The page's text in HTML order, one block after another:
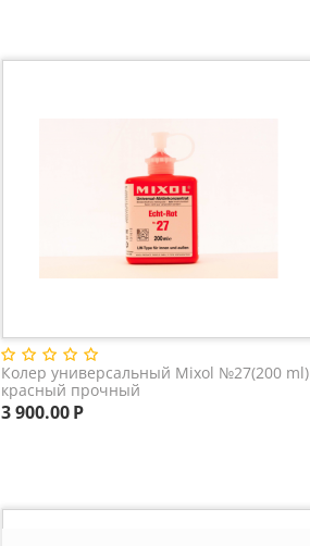
Колер универсальный Mixol №27(200 ml)
красный прочный
3 900.00Р